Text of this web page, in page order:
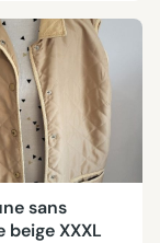
sans
beige XXXL